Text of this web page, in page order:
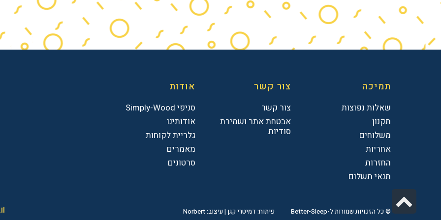
תמיכה
שאלות נפוצות
תקנון
משלוחים
אחריות
החזרות
תנאי תשלום
צור קשר
צור קשר
אבטחת אתר ושמירת
סודיות
אודות
סניפי Simply-Wood
אודותינו
גלריית לקוחות
מאמרים
סרטונים
© כל הזכויות שמורות ל-Better-Sleep פיתוח: דמיטרי קגן|עיצוב: Norbert גלילה